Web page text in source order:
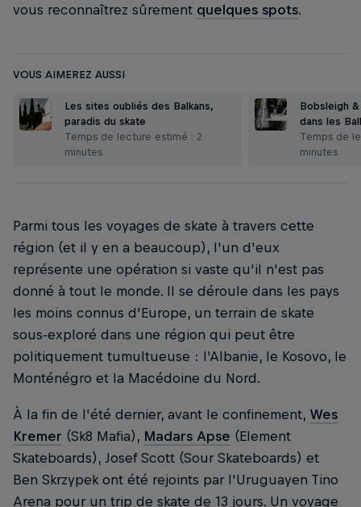
vous reconnaîtrez sûrement quelques spots.
VOUS AIMEREZ AUSSI
Les sites oubliés des Balkans,
paradis du skate
Temps de lecture estimé : 2
minutes
Bobsleigh
dans les
Temps de
minutes
Parmi tous les voyages de skate à travers cette
région (et il y en a beaucoup), l'un d'eux
représente une opération si vaste qu'il n'est pas
donné à tout le monde. Il se déroule dans les pays
les moins connus d'Europe, un terrain de skate
sous-exploré dans une région qui peut être
politiquement tumultueuse : l'Albanie, le Kosovo, le
Monténégro et la Macédoine du Nord.
À la fin de l'été dernier, avant le confinement, Wes
Kremer (Sk8 Mafia), Madars Apse (Element
Skateboards), Josef Scott (Sour Skateboards) et
Ben Skrzypek ont été rejoints par l'Uruguayen Tino
Arena pour un trip de skate de 13 jours. Un voyage